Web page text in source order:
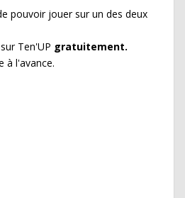
pouvoir jouer sur un des deux
Ten'UP gratuitement.
à l'avance.